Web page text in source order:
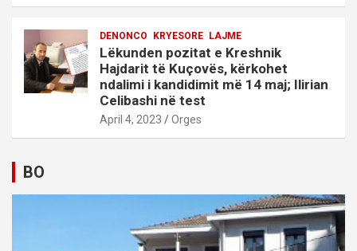
DENONCO KRYESORE LAJME
Lëkunden pozitat e Kreshnik
Hajdarit të Kuçovës, kërkohet
ndalimi i kandidimit më 14 maj; Ilirian
Celibashi në test
April 4, 2023 Orges
BO